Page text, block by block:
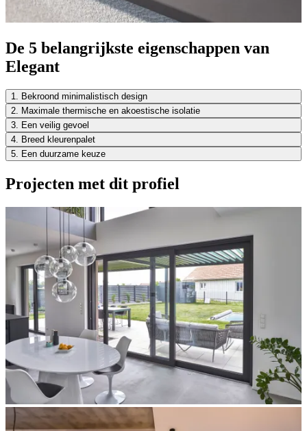
De 5 belangrijkste eigenschappen van
Elegant
1. Bekroond minimalistisch design
2. Maximale thermische en akoestische isolatie
3. Een veilig gevoel
4. Breed kleurenpalet
5. Een duurzame keuze
Projecten met dit profiel